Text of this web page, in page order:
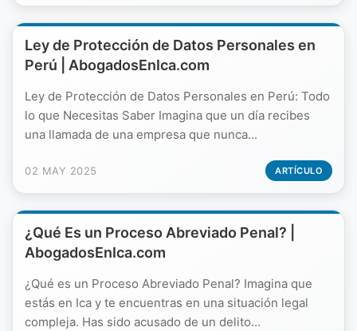
Ley de Protección de Datos Personales en
Perú | AbogadosEnIca.com
Ley de Protección de Datos Personales en Perú: Todo
lo que Necesitas Saber Imagina que un día recibes
una llamada de una empresa que nunca...
02 MAY 2025 ARTÍCULO
¿Qué Es un Proceso Abreviado Penal? |
AbogadosEnIca.com
¿Qué es un Proceso Abreviado Penal? Imagina que
estás en Ica y te encuentras en una situación legal
compleja. Has sido acusado de un delito...